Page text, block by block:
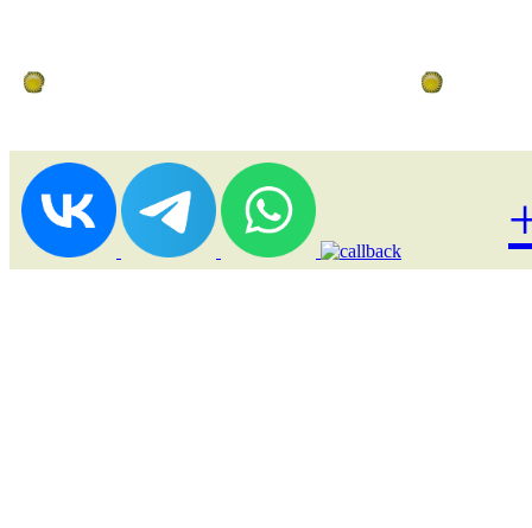
Дистанционное бронирование туров